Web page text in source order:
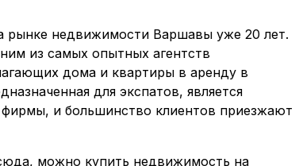
рынке недвижимости Варшавы уже 20 лет.
из самых опытных агентств
дома и квартиры в аренду в
для экспатов, является
и большинство клиентов приезжают
можно купить недвижимость на